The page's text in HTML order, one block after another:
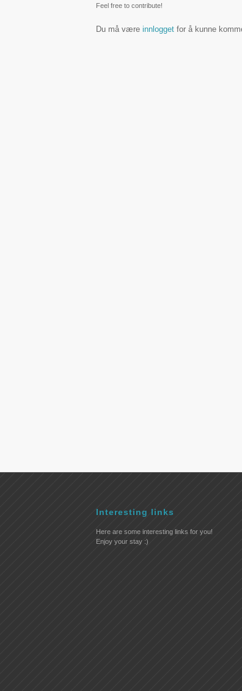
Feel free to contribute!
Du må være innlogget for å kunne
Interesting links
Here are some interesting links for you!
Enjoy your stay :)